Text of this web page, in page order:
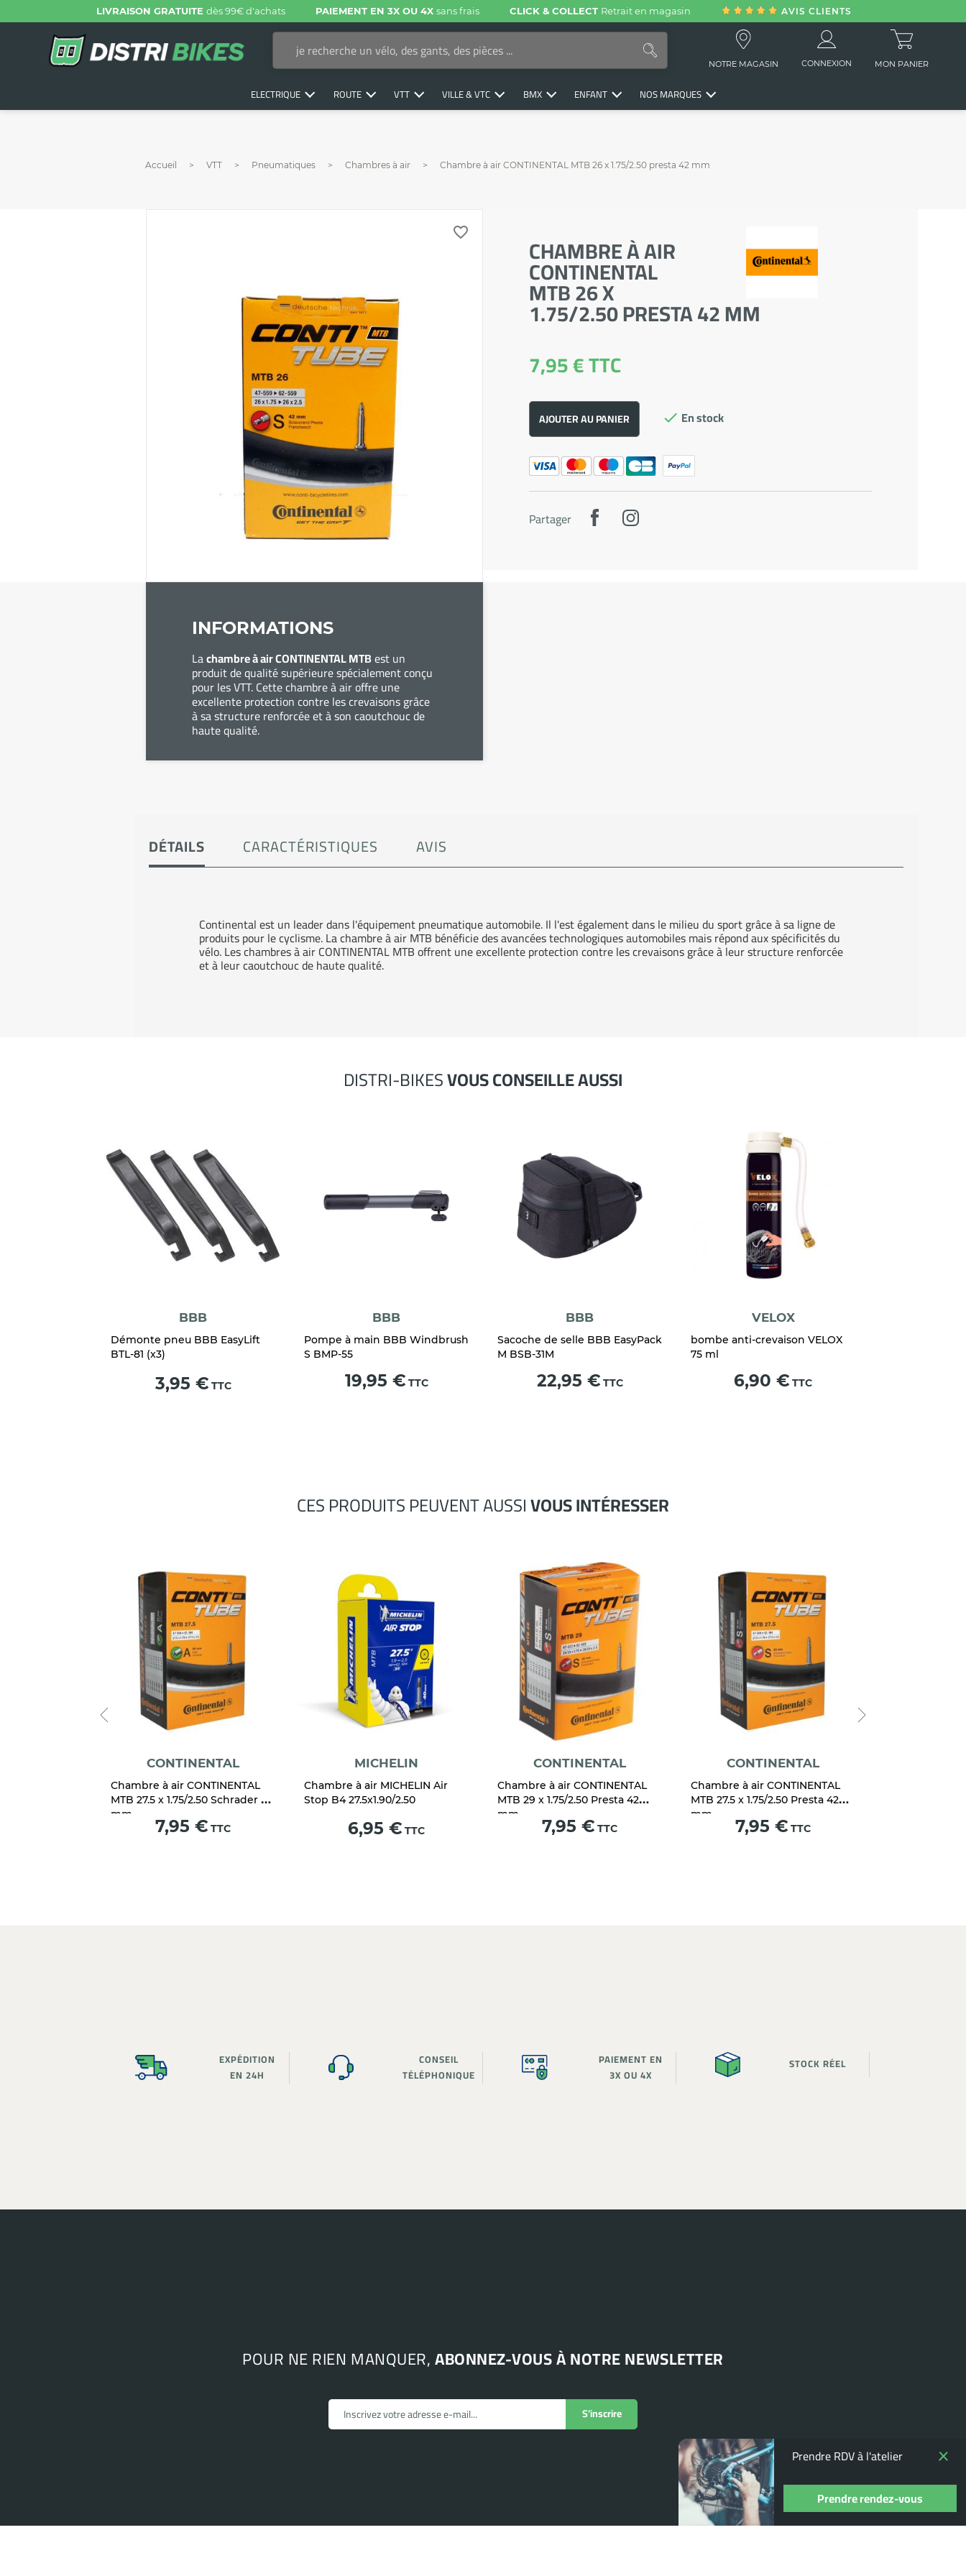
LIVRAISON GRATUITEdès 99€ d'achats PAIEMENT EN 3X OU 4Xsans frais CLICK & COLLECT Retrait en magasin AVIS CLIENTS
NOTRE MAGASIN CONNEXION MON PANIER
ELECTRIQUE ROUTE VTT VILLE & VTC BMX ENFANT NOS MARQUES
Prendre RDV à l'atelier
Prendre rendez-vous
Accueil VTT Pneumatiques Chambres à air Chambre à air CONTINENTAL MTB 26 x 1.75/2.50 presta 42 mm
favorite_border
INFORMATIONS
Lachambre à air CONTINENTAL MTBest un
produit de qualité supérieure spécialement conçu
pour les VTT. Cette chambre à air offre une
excellente protection contre les crevaisons grâce
à sa structure renforcée et à son caoutchouc de
haute qualité.
CHAMBRE À AIR
CONTINENTAL
MTB 26 X
1.75/2.50 PRESTA 42 MM
7,95 €TTC
AJOUTER AU PANIER  En stock
Partager
DÉTAILS CARACTÉRISTIQUES AVIS
Continental est un leader dans l'équipement pneumatique automobile. Il l'est également dans le milieu du sport grâce à sa ligne de
produits pour le cyclisme. La chambre à air MTB bénéficie des avancées technologiques automobiles mais répond aux spécificités du
vélo. Les chambres à air CONTINENTAL MTB offrent une excellente protection contre les crevaisons grâce à leur structure renforcée
et à leur caoutchouc de haute qualité.
DISTRI-BIKESVOUS CONSEILLE AUSSI
BBB
Démonte pneu BBB EasyLift
BTL-81 (x3)
Prix
3,95 € TTC
BBB
Pompe à main BBB Windbrush
S BMP-55
Prix
19,95 € TTC
BBB
Sacoche de selle BBB EasyPack
M BSB-31M
Prix
22,95 € TTC
VELOX
bombe anti-crevaison VELOX
75 ml
Prix
6,90 € TTC
CES PRODUITS PEUVENT AUSSIVOUS INTÉRESSER
CONTINENTAL
Chambre à air CONTINENTAL
MTB 27.5 x 1.75/2.50 Schrader 40
mm
Prix
7,95 € TTC
MICHELIN
Chambre à air MICHELIN Air
Stop B4 27.5x1.90/2.50
Prix
6,95 € TTC
CONTINENTAL
Chambre à air CONTINENTAL
MTB 29 x 1.75/2.50 Presta 42
mm
Prix
7,95 € TTC
CONTINENTAL
Chambre à air CONTINENTAL
MTB 27.5 x 1.75/2.50 Presta 42
mm
Prix
7,95 € TTC
EXPÉDITION
EN 24H
CONSEIL
TÉLÉPHONIQUE
PAIEMENT EN
3X OU 4X
STOCK RÉEL
POUR NE RIEN MANQUER,ABONNEZ-VOUS À NOTRE NEWSLETTER